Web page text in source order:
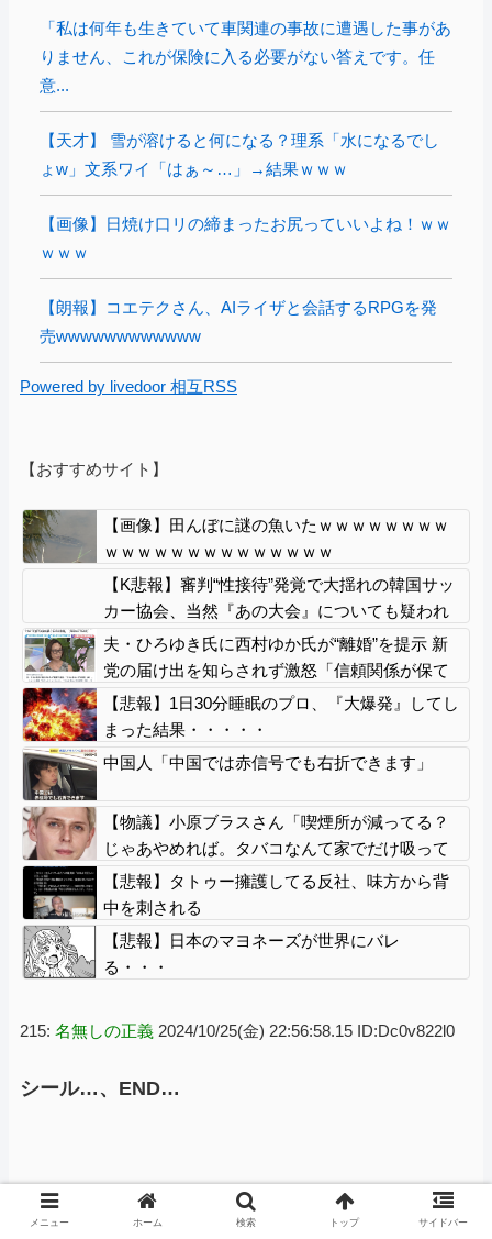
「私は何年も生きていて車関連の事故に遭遇した事があ
りません、これが保険に入る必要がない答えです。任
意...
【天才】 雪が溶けると何になる？理系「水になるでし
ょw」文系ワイ「はぁ～…」→結果ｗｗｗ
【画像】日焼け口リの締まったお尻っていいよね！ｗｗ
ｗｗｗ
【朗報】コエテクさん、AIライザと会話するRPGを発
売wwwwwwwwwwww
Powered by livedoor 相互RSS
【おすすめサイト】
【画像】田んぼに謎の魚いたｗｗｗｗｗｗｗｗ
ｗｗｗｗｗｗｗｗｗｗｗｗｗｗ
【K悲報】審判“性接待”発覚で大揺れの韓国サッ
カー協会、当然『あの大会』についても疑われ
てしまう…
夫・ひろゆき氏に西村ゆか氏が“離婚”を提示 新
党の届け出を知らされず激怒「信頼関係が保て
ず夫婦を続けるのは無理」
【悲報】1日30分睡眠のプロ、『大爆発』してし
まった結果・・・・・
中国人「中国では赤信号でも右折できます」
【物議】小原ブラスさん「喫煙所が減ってる？
じゃあやめれば。タバコなんて家でだけ吸って
ればいい」
【悲報】タトゥー擁護してる反社、味方から背
中を刺される
【悲報】日本のマヨネーズが世界にバレ
る・・・
215: 名無しの正義 2024/10/25(金) 22:56:58.15 ID:Dc0v822l0
シール…、END…
246:名無しの正義 2024/10/25(金) 23:07:13.02 ID:YjthrZDs0
メニュー ホーム 検索 トップ サイドバー